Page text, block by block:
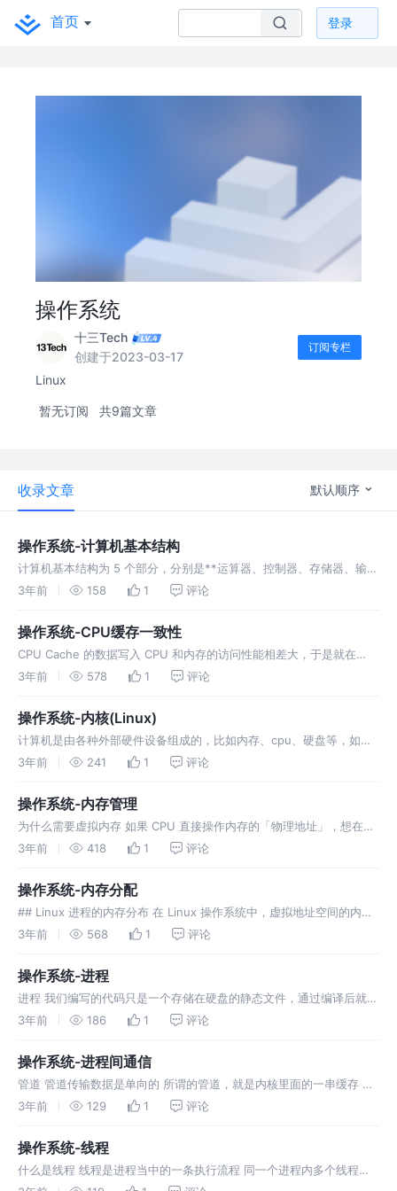
首页 登录
操作系统
十三Tech
创建于2023-03-17
订阅专栏
Linux
暂无订阅 共9篇文章
收录文章 默认顺序
操作系统-计算机基本结构
计算机基本结构为 5 个部分，分别是**运算器、控制器、存储器、输入
设备、输出设备**， 即冯诺依曼模型 ![image.png](https://p9-
3年前 158 1 评论
操作系统-CPU缓存一致性
CPU Cache 的数据写入 CPU 和内存的访问性能相差大，于是就在
CPU 内部嵌入了 CPU Cache（高速缓存），CPU Cache 离 CPU 核
3年前 578 1 评论
操作系统-内核(Linux)
计算机是由各种外部硬件设备组成的，比如内存、cpu、硬盘等，如果
每个应用都要和这些硬件设备对接通信协议，那这样太累了，所以这个
用程序只
3年前 241 1 评论
操作系统-内存管理
为什么需要虚拟内存 如果 CPU 直接操作内存的「物理地址」，想在内
存中同时运行两个程序是不可能的 如何解决： 操作系统会提供一种机
要访
3年前 418 1 评论
操作系统-内存分配
## Linux 进程的内存分布 在 Linux 操作系统中，虚拟地址空间的内部
又被分为**内核空间和用户空间**两部分 ![image.png](https://p1-
3年前 568 1 评论
操作系统-进程
进程 我们编写的代码只是一个存储在硬盘的静态文件，通过编译后就会
生成二进制可执行文件，当我们运行这个可执行文件后，它会被装载到
序，就被
3年前 186 1 评论
操作系统-进程间通信
管道 管道传输数据是单向的 所谓的管道，就是内核里面的一串缓存 缺
点：效率低，FIFO 消息队列 消息队列是保存在内核中的消息链表 在发
块），
3年前 129 1 评论
操作系统-线程
什么是线程 线程是进程当中的一条执行流程 同一个进程内多个线程之